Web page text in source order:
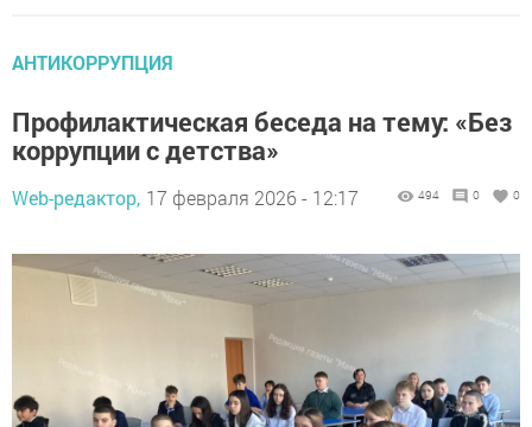
АНТИКОРРУПЦИЯ
Профилактическая беседа на тему: «Без
коррупции с детства»
Web-редактор, 17 февраля 2026 - 12:17 494 0 0